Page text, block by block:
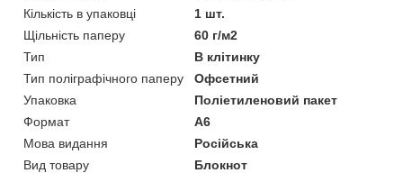
Кількість в упаковці
1 шт.
Щільність паперу
60 г/м2
Тип
В клітинку
Тип поліграфічного паперу
Офсетний
Упаковка
Поліетиленовий пакет
Формат
A6
Мова видання
Російська
Вид товару
Блокнот